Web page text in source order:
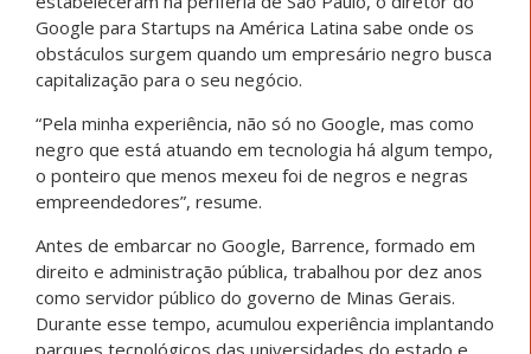
Google para Startups na América Latina sabe onde os
obstáculos surgem quando um empresário negro busca
capitalização para o seu negócio.
“Pela minha experiência, não só no Google, mas como
negro que está atuando em tecnologia há algum tempo,
o ponteiro que menos mexeu foi de negros e negras
empreendedores”, resume.
Antes de embarcar no Google, Barrence, formado em
direito e administração pública, trabalhou por dez anos
como servidor público do governo de Minas Gerais.
Durante esse tempo, acumulou experiência implantando
parques tecnológicos das universidades do estado e